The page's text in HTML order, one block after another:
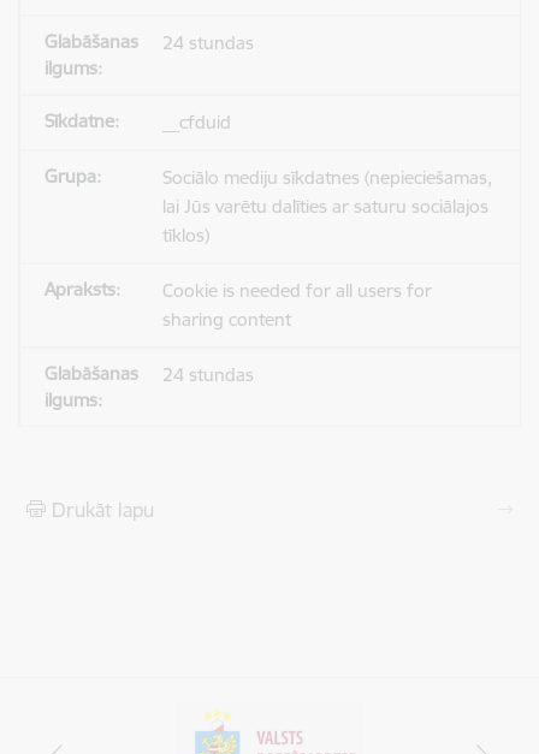
24 stundas
__cfduid
Sociālo mediju sīkdatnes (nepieciešamas,
lai Jūs varētu dalīties ar saturu sociālajos
tīklos)
Cookie is needed for all users for
sharing content
24 stundas
Drukāt lapu